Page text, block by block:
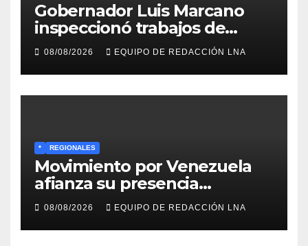
Gobernador Luis Marcano
inspeccionó trabajos de
rehabilitación en al Av.
Intercomunal
08/08/2026 EQUIPO DE REDACCIÓN LNA
* REGIONALES
Movimiento por Venezuela
afianza su presencia
comunitaria en La Ponderosa
y otras comunidades de
Anzoátegui
08/08/2026 EQUIPO DE REDACCIÓN LNA